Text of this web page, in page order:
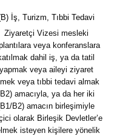
İş, Turizm, Tıbbi Tedavi
Ziyaretçi Vizesi mesleki
veya konferanslara
dahil iş, ya da tatil
yapmak veya aileyi ziyaret
veya tıbbi tedavi almak
amacıyla, ya da her iki
B2) amacın birleşimiyle
olarak Birleşik Devletler’e
isteyen kişilere yönelik